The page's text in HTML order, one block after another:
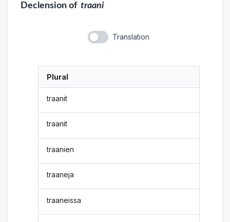
Declensionof traani
Translation
Plural
traanit
traanit
traanien
traaneja
traaneissa